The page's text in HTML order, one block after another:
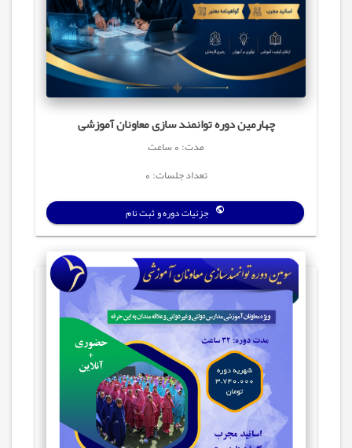
چهارمین دوره توانمند سازی معاونان آموزشی
مدت: 0 ساعت
تعداد جلسات: 0
جزئیات دوره و ثبت نام